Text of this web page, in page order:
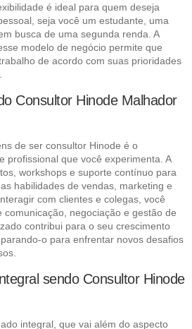
é ideal para quem deseja
seja você um estudante, uma
busca de uma segunda renda. A
modelo de negócio permite que
de acordo com suas prioridades
Consultor Hinode Malhador
de ser consultor Hinode é o
profissional que você experimenta. A
workshops e suporte contínuo para
habilidades de vendas, marketing e
com clientes e colegas, você
comunicação, negociação e gestão de
contribui para o seu crescimento
o para enfrentar novos desafios
sendo Consultor Hinode
integral, que vai além do aspecto